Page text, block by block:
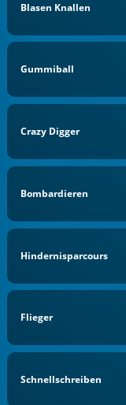
Blasen Knallen
Gummiball
Crazy Digger
Bombardieren
Hindernisparcours
Flieger
Schnellschreiben